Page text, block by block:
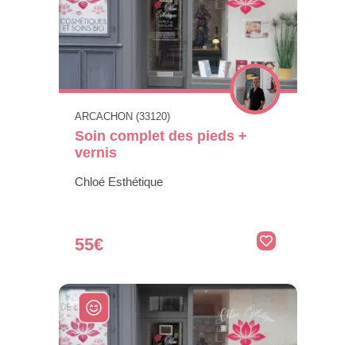
ARCACHON (33120)
Soin complet des pieds +
vernis
Chloé Esthétique
55€